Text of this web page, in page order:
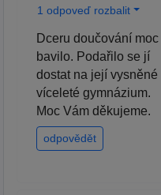
1 odpoveď rozbalit
Dceru doučování moc
bavilo. Podařilo se jí
dostat na její vysněné
víceleté gymnázium.
Moc Vám děkujeme.
odpovědět